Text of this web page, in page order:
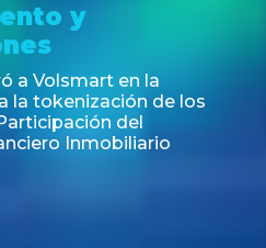
y
a Volsmart en la
la tokenización de los
del
Inmobiliario